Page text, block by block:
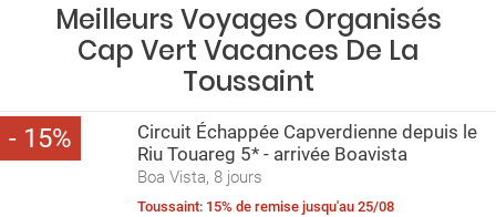
Meilleurs Voyages Organisés
Cap Vert Vacances De La
Toussaint
15
Circuit Échappée Capverdienne depuis le
Riu Touareg 5* - arrivée Boavista
Boa Vista, 8 jours
Toussaint: 15% de remise jusqu'au 25/08